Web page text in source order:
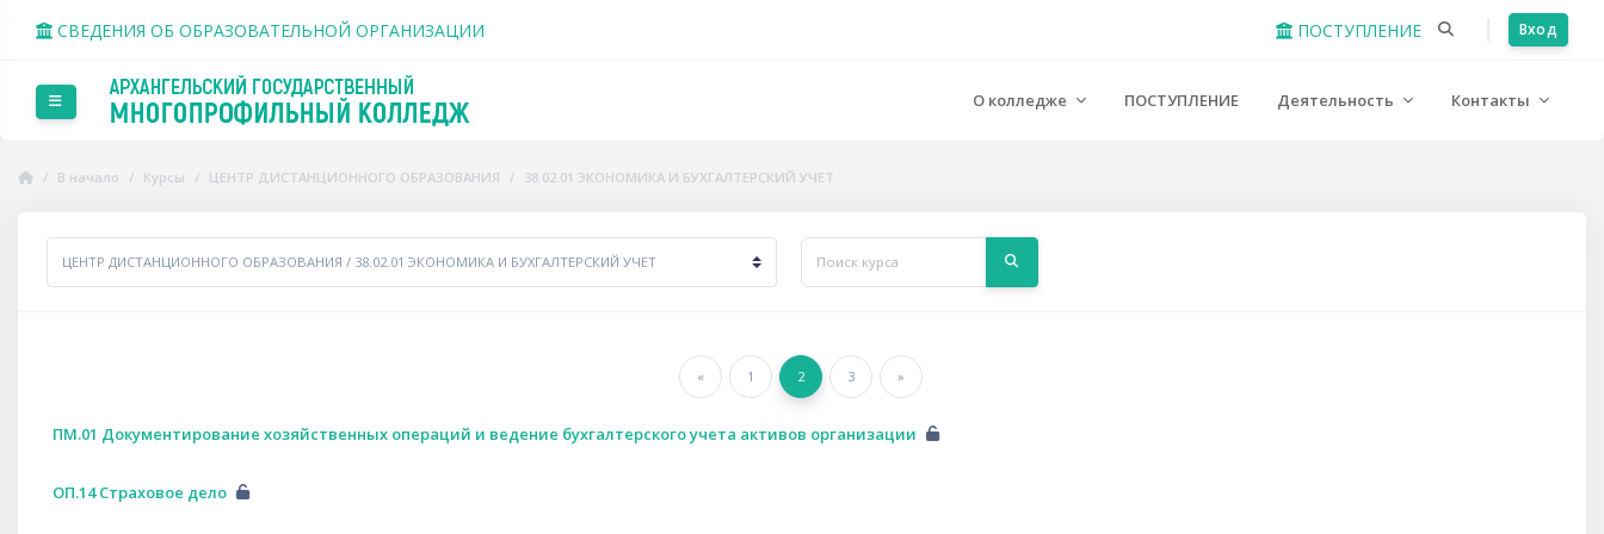
СВЕДЕНИЯ ОБ ОБРАЗОВАТЕЛЬНОЙ ОРГАНИЗАЦИИ ПОСТУПЛЕНИЕ Вход
Боковая панель О колледже ПОСТУПЛЕНИЕ Деятельность Контакты
В начало Курсы ЦЕНТР ДИСТАНЦИОННОГО ОБРАЗОВАНИЯ 38.02.01 ЭКОНОМИКА И БУХГАЛТЕРСКИЙ УЧЕТ
курсов Поиск курса Поиск курса
«
Предыдущая страница
1
Страница 1 2
Страница 2 3
Страница 3 »
Следующая страница
ПМ.01 Документирование хозяйственных операций и ведение бухгалтерского учета активов организации
ОП.14 Страховое дело